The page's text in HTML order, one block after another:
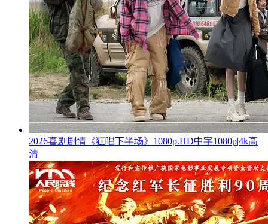
2026喜剧剧情《狂唱下半场》1080p.HD中字1080p|4k高
清